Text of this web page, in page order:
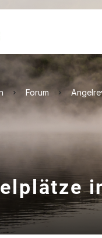
Forum